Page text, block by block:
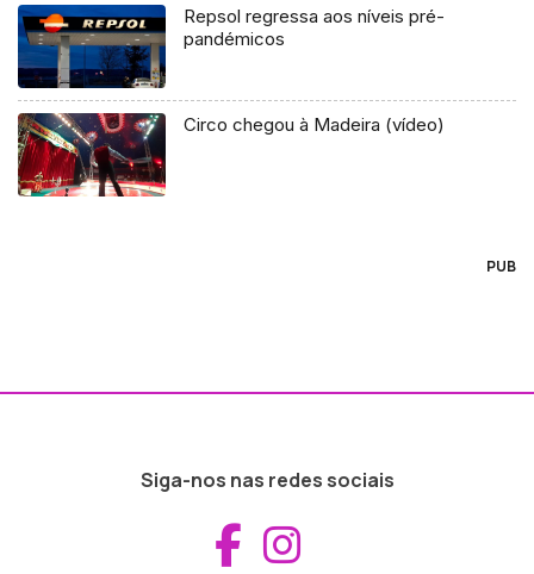
Repsol regressa aos níveis pré-
pandémicos
Circo chegou à Madeira (vídeo)
PUB
Siga-nos nas redes sociais
Aceder ao